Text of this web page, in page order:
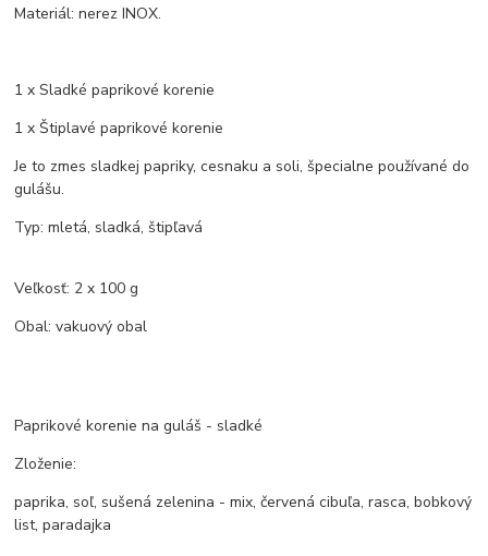
Materiál: nerez INOX.
1 x Sladké paprikové korenie
1 x Štiplavé paprikové korenie
Je to zmes sladkej papriky, cesnaku a soli, špecialne používané do
gulášu.
Typ: mletá, sladká, štipľavá
Veľkosť: 2 x 100 g
Obal: vakuový obal
Paprikové korenie na guláš - sladké
Zloženie:
paprika, soľ, sušená zelenina - mix, červená cibuľa, rasca, bobkový
list, paradajka